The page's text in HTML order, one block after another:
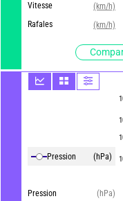
Vitesse
(km/h)
Rafales
(km/h)
Pression (hPa)
Pression
(hPa)